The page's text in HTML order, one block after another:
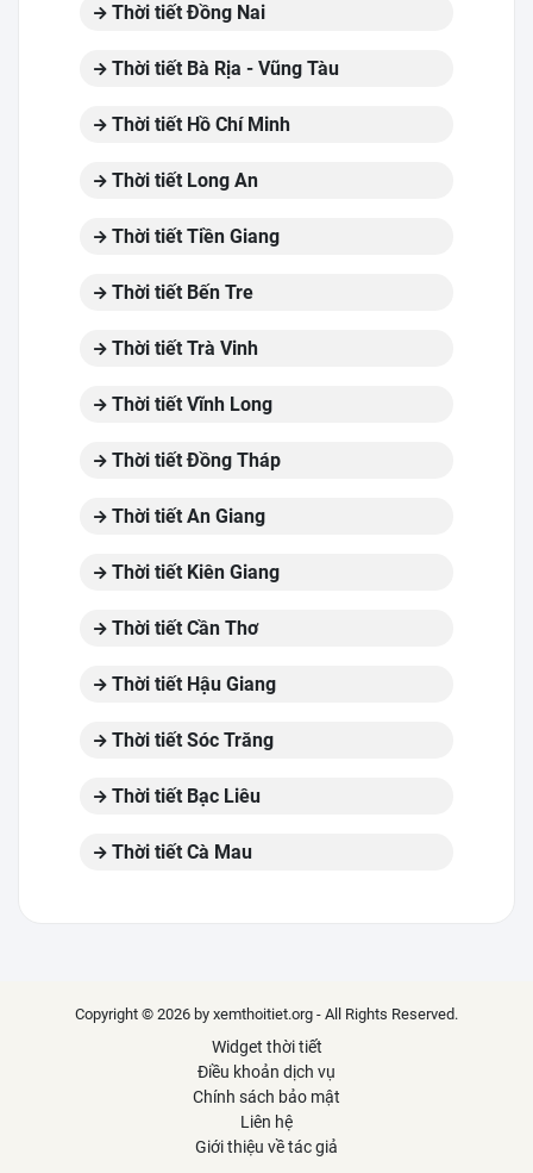
Thời tiết Đồng Nai
Thời tiết Bà Rịa - Vũng Tàu
Thời tiết Hồ Chí Minh
Thời tiết Long An
Thời tiết Tiền Giang
Thời tiết Bến Tre
Thời tiết Trà Vinh
Thời tiết Vĩnh Long
Thời tiết Đồng Tháp
Thời tiết An Giang
Thời tiết Kiên Giang
Thời tiết Cần Thơ
Thời tiết Hậu Giang
Thời tiết Sóc Trăng
Thời tiết Bạc Liêu
Thời tiết Cà Mau
Copyright © 2026 by xemthoitiet.org - All Rights Reserved.
Widget thời tiết
Điều khoản dịch vụ
Chính sách bảo mật
Liên hệ
Giới thiệu về tác giả